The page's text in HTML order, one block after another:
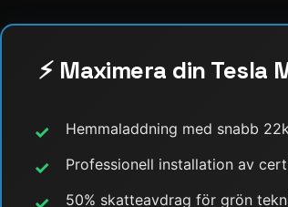
⚡ Maximera din
✓ Hemmaladdning med snabb
✓ Professionell installation av
50% skatteavdrag för grön